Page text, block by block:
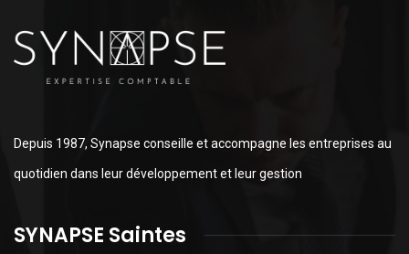
Depuis 1987, Synapse conseille et accompagne les entreprises au
quotidien dans leur développement et leur gestion
SYNAPSE Saintes